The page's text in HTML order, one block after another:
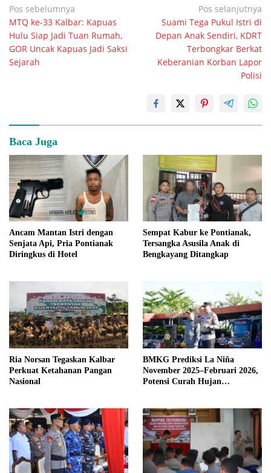
Navigasi
pos
Pos sebelumnya
MTQ ke-33 Kalbar: Kapuas
Hulu Siap Jadi Tuan Rumah,
GOR Uncak Kapuas Jadi Saksi
Sejarah
Pos selanjutnya
Suami Tega Pukul Istri di
Depan Anak Sendiri, KDRT
Terbongkar Berkat
Keberanian Korban Lapor
Polisi
Baca Juga
Ancam Mantan Istri dengan
Senjata Api, Pria Pontianak
Diringkus di Hotel
Sempat Kabur ke Pontianak,
Tersangka Asusila Anak di
Bengkayang Ditangkap
Ria Norsan Tegaskan Kalbar
Perkuat Ketahanan Pangan
Nasional
BMKG Prediksi La Niña
November 2025–Februari 2026,
Potensi Curah Hujan
Bencana